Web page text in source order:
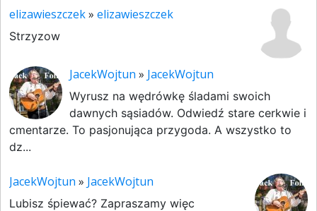
elizawieszczek» elizawieszczek
Strzyzow
JacekWojtun » JacekWojtun
Wyrusz na wędrówkę śladami swoich
dawnych sąsiadów. Odwiedź stare cerkwie i
cmentarze. To pasjonująca przygoda. A wszystko to
dz...
JacekWojtun » JacekWojtun
Lubisz śpiewać? Zapraszamy więc